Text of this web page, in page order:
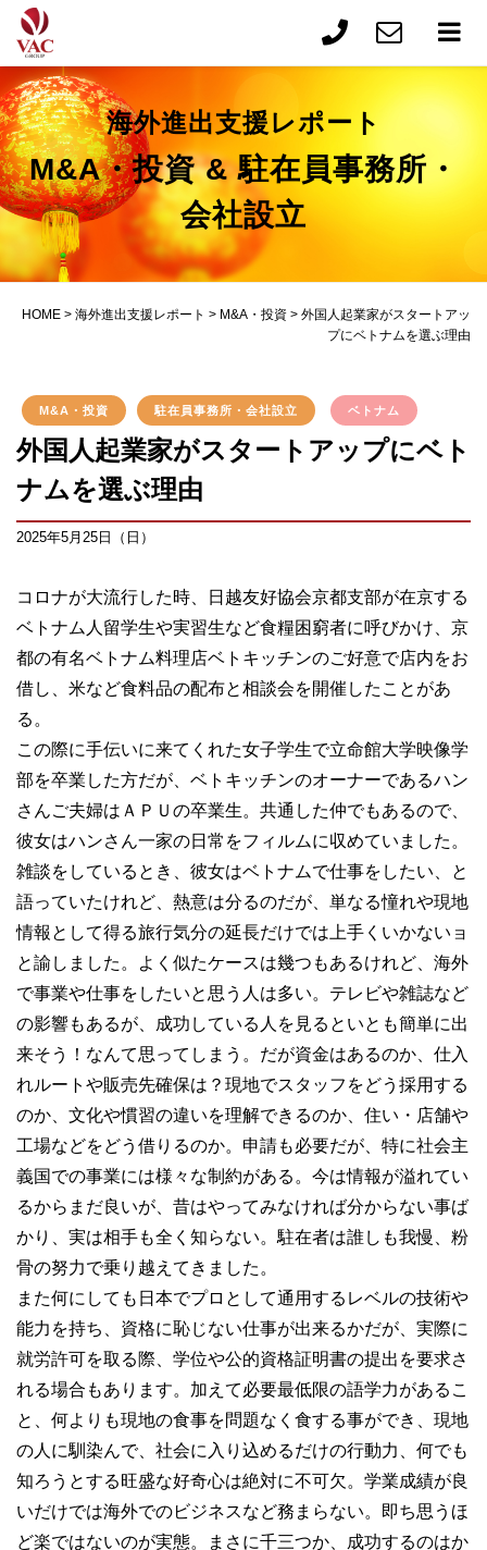
海外進出支援レポート
M&A・投資 & 駐在員事務所・
会社設立
HOME > 海外進出支援レポート > M&A・投資 > 外国人起業家がスタートアッ
プにベトナムを選ぶ理由
M&A・投資 駐在員事務所・会社設立 ベトナム
外国人起業家がスタートアップにベト
ナムを選ぶ理由
2025年5月25日（日）
コロナが大流行した時、日越友好協会京都支部が在京する
ベトナム人留学生や実習生など食糧困窮者に呼びかけ、京
都の有名ベトナム料理店ベトキッチンのご好意で店内をお
借し、米など食料品の配布と相談会を開催したことがあ
る。
この際に手伝いに来てくれた女子学生で立命館大学映像学
部を卒業した方だが、ベトキッチンのオーナーであるハン
さんご夫婦はＡＰＵの卒業生。共通した仲でもあるので、
彼女はハンさん一家の日常をフィルムに収めていました。
雑談をしているとき、彼女はベトナムで仕事をしたい、と
語っていたけれど、熱意は分るのだが、単なる憧れや現地
情報として得る旅行気分の延長だけでは上手くいかないョ
と諭しました。よく似たケースは幾つもあるけれど、海外
で事業や仕事をしたいと思う人は多い。テレビや雑誌など
の影響もあるが、成功している人を見るといとも簡単に出
来そう！なんて思ってしまう。だが資金はあるのか、仕入
れルートや販売先確保は？現地でスタッフをどう採用する
のか、文化や慣習の違いを理解できるのか、住い・店舗や
工場などをどう借りるのか。申請も必要だが、特に社会主
義国での事業には様々な制約がある。今は情報が溢れてい
るからまだ良いが、昔はやってみなければ分からない事ば
かり、実は相手も全く知らない。駐在者は誰しも我慢、粉
骨の努力で乗り越えてきました。
また何にしても日本でプロとして通用するレベルの技術や
能力を持ち、資格に恥じない仕事が出来るかだが、実際に
就労許可を取る際、学位や公的資格証明書の提出を要求さ
れる場合もあります。加えて必要最低限の語学力があるこ
と、何よりも現地の食事を問題なく食する事ができ、現地
の人に馴染んで、社会に入り込めるだけの行動力、何でも
知ろうとする旺盛な好奇心は絶対に不可欠。学業成績が良
いだけでは海外でのビジネスなど務まらない。即ち思うほ
ど楽ではないのが実態。まさに千三つか、成功するのはか